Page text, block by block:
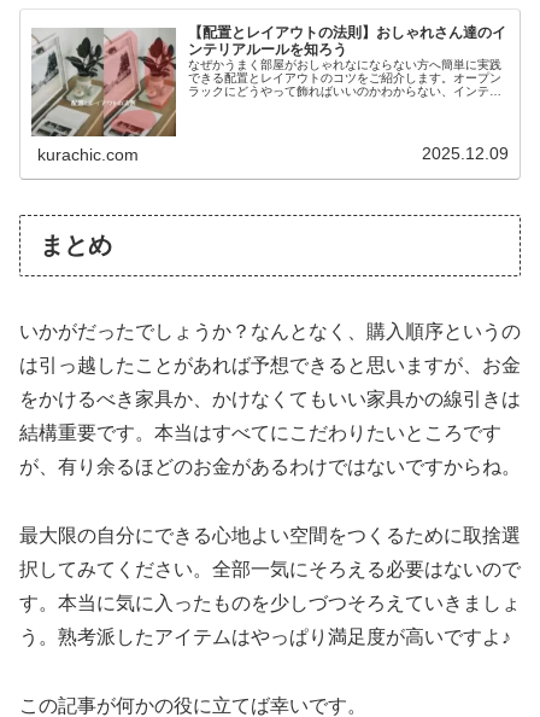
【配置とレイアウトの法則】おしゃれさん達のイ
ンテリアルールを知ろう
なぜかうまく部屋がおしゃれなにならない方へ簡単に実践
できる配置とレイアウトのコツをご紹介します。オープン
ラックにどうやって飾ればいいのかわからない、インテリ
kurachic.com 2025.12.09
まとめ
いかがだったでしょうか？なんとなく、購入順序というの
は引っ越したことがあれば予想できると思いますが、お金
をかけるべき家具か、かけなくてもいい家具かの線引きは
結構重要です。本当はすべてにこだわりたいところです
が、有り余るほどのお金があるわけではないですからね。
最大限の自分にできる心地よい空間をつくるために取捨選
択してみてください。全部一気にそろえる必要はないので
す。本当に気に入ったものを少しづつそろえていきましょ
う。熟考派したアイテムはやっぱり満足度が高いですよ♪
この記事が何かの役に立てば幸いです。